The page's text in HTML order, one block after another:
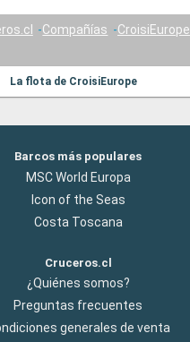
Compañías
CroisiEurope
La flota de CroisiEurope
Barcos más populares
MSC World Europa
Icon of the Seas
Costa Toscana
Cruceros.cl
¿Quiénes somos?
Preguntas frecuentes
generales de venta